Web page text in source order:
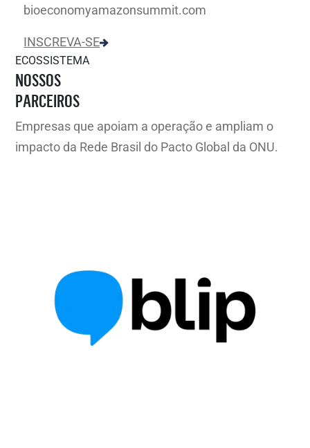
bioeconomyamazonsummit.com
INSCREVA-SE
ECOSSISTEMA
NOSSOS
PARCEIROS
Empresas que apoiam a operação e ampliam o
impacto da Rede Brasil do Pacto Global da ONU.